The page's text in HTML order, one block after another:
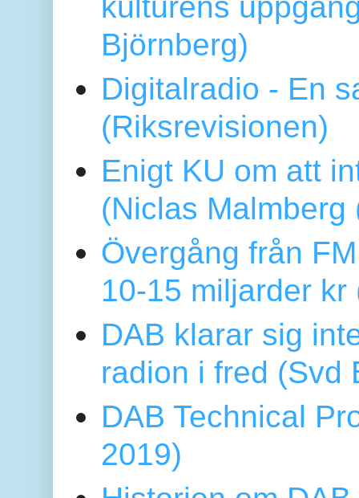
Björnberg)
Digitalradio - En
(Riksrevisionen)
Enigt KU om att
(Niclas
Övergång från
10-15 miljarder kr
DAB klarar sig
radion i fred (Svd
DAB Technical
2019)